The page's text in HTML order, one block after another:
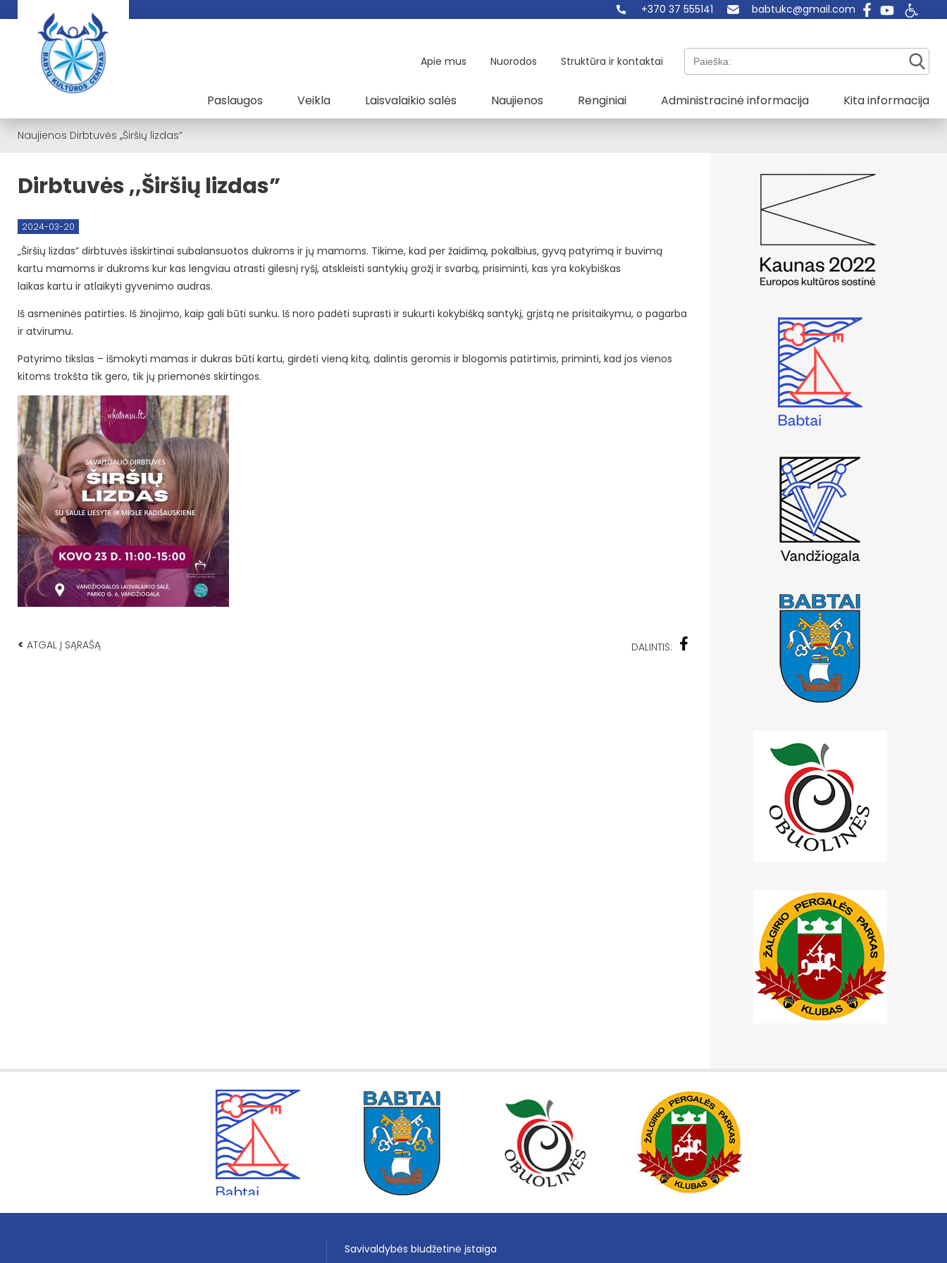
+370 37 555141 babtukc@gmail.com
Apie mus Nuorodos Struktūra ir kontaktai Paieška:
Paslaugos Veikla Laisvalaikio salės Naujienos Renginiai Administracinė informacija Kita informacija
Naujienos Dirbtuvės ,,Širšių lizdas”
Dirbtuvės ,,Širšių lizdas”
2024-03-20
„Širšių lizdas” dirbtuvės išskirtinai subalansuotos dukroms ir jų mamoms. Tikime, kad per žaidimą, pokalbius, gyvą patyrimą ir buvimą
kartu mamoms ir dukroms kur kas lengviau atrasti gilesnį ryšį, atskleisti santykių grožį ir svarbą, prisiminti, kas yra kokybiškas
laikas kartu ir atlaikyti gyvenimo audras.
Iš asmeninės patirties. Iš žinojimo, kaip gali būti sunku. Iš noro padėti suprasti ir sukurti kokybišką santykį, grįstą ne prisitaikymu, o pagarba
ir atvirumu.
Patyrimo tikslas – išmokyti mamas ir dukras būti kartu, girdėti vieną kitą, dalintis geromis ir blogomis patirtimis, priminti, kad jos vienos
kitoms trokšta tik gero, tik jų priemonės skirtingos.
< ATGAL Į SĄRAŠĄ DALINTIS:
Savivaldybės biudžetinė įstaiga